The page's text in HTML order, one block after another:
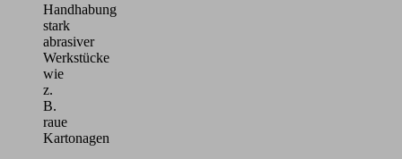
Handhabung
stark
abrasiver
Werkstücke
wie
z.
B.
raue
Kartonagen